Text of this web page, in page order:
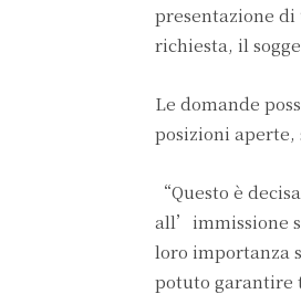
presentazione
richiesta, il
Le domande
posizioni
“Questo è
all’immissione
loro importanza
potuto garantire